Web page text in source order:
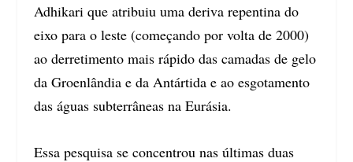
Adhikari que atribuiu uma deriva repentina do
eixo para o leste (começando por volta de 2000)
ao derretimento mais rápido das camadas de gelo
da Groenlândia e da Antártida e ao esgotamento
das águas subterrâneas na Eurásia.
Essa pesquisa se concentrou nas últimas duas